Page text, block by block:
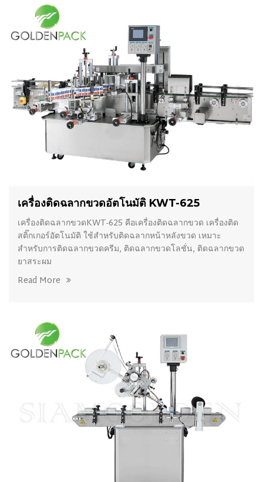
เครื่องติดฉลากขวดอัตโนมัติ KWT-625
เครื่องติดฉลากขวดKWT-625 คือเครื่องติดฉลากขวด เครื่องติด
สติ๊กเกอร์อัตโนมัติ ใช้สำหรับติดฉลากหน้าหลังขวด เหมาะ
สำหรับการติดฉลากขวดครีม, ติดฉลากขวดโลชั่น, ติดฉลากขวด
ยาสระผม
Read More